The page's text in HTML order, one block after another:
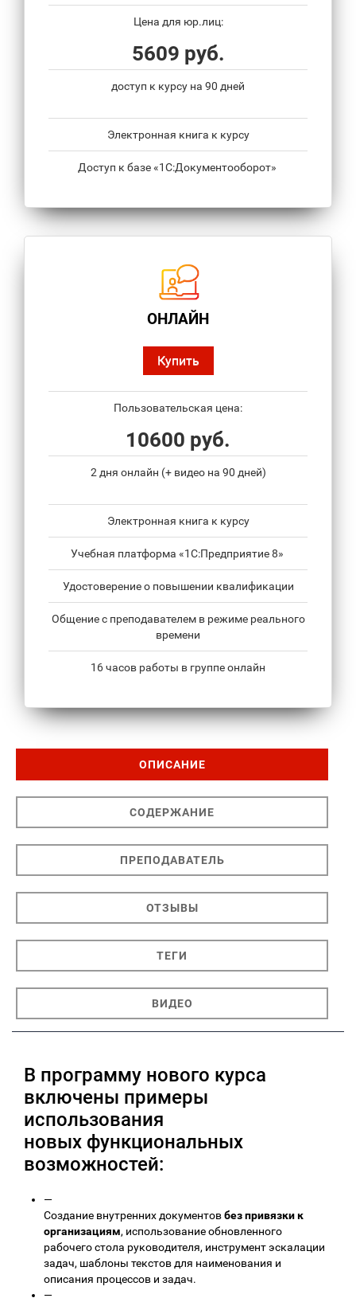
Цена для юр.лиц:
5609 руб.
доступ к курсу на 90 дней
Электронная книга к курсу
Доступ к базе «1С:Документооборот»
ОНЛАЙН
Купить
Пользовательская цена:
10600 руб.
2 дня онлайн (+ видео на 90 дней)
Электронная книга к курсу
Учебная платформа «1С:Предприятие 8»
Удостоверение о повышении квалификации
Общение с преподавателем в режиме реального
времени
16 часов работы в группе онлайн
ОПИСАНИЕ
СОДЕРЖАНИЕ
ПРЕПОДАВАТЕЛЬ
ОТЗЫВЫ
ТЕГИ
ВИДЕО
В программу нового курса
включены примеры
использования
новых функциональных
возможностей:
—
Создание внутренних документовбез привязки к
организациям, использование обновленного
рабочего стола руководителя, инструмент эскалации
задач, шаблоны текстов для наименования и
описания процессов и задач.
—